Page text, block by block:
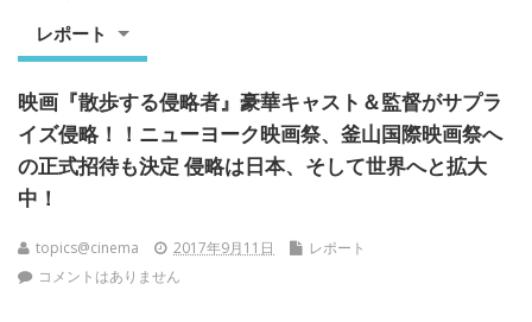
レポート
映画『散歩する侵略者』豪華キャスト＆監督がサプラ
イズ侵略！！ニューヨーク映画祭、釜山国際映画祭へ
の正式招待も決定 侵略は日本、そして世界へと拡大
中！
topics@cinema 2017年9月11日
レポート
コメントはありません